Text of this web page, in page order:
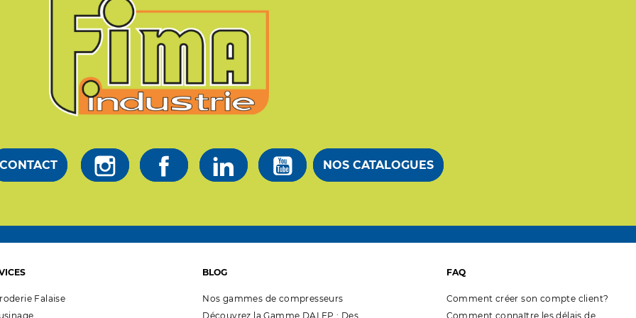
CONTACT NOS CATALOGUES
Falaise
BLOG
Nos gammes de compresseurs
Découvrez la Gamme DALEP : Des
FAQ
Comment créer son compte client?
Comment connaître les délais de